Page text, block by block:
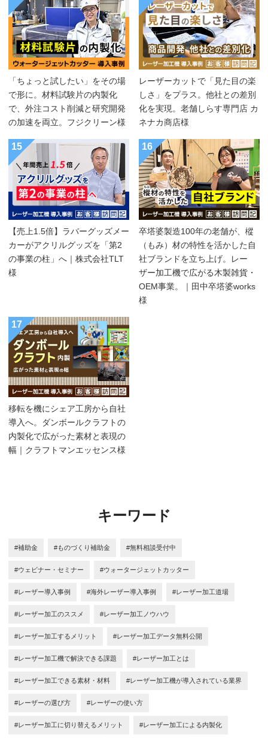
「ちょっと試したい」をその場
で形に。材料試験片の内製化
で、外注コスト削減と研究開発
の加速を両立。フジクリーン様
レーザーカットで「見た目の楽
しさ」をプラス。他社との差別
化を実現。老舗しらす専門店 カ
ネナカ商店様
15
【売上1.5倍】ラバーグッズメー
カーがアクリルグッズを「第2
の事業の柱」へ｜株式会社TLT
様
16
卒塔婆製造100年の老舗が、樅
（もみ）材の特性を活かした自
社ブランドを立ち上げ。レー
ザー加工機で広がる木製雑貨・
OEM事業。｜田中卒塔婆works
様
17
移転を機にシェア工房から自社
導入へ。ダンボールクラフトの
内製化で広がった素材と表現の
幅｜クラフトマンエッセンス様
キーワード
#補助金 #ものづくり補助金 #無料相談受付中
#ウェビナー・セミナー #ウォータージェットカッター
#レーザー導入事例 #海外レーザー導入事例 #レーザー加工道場
#レーザー加工のススメ #レーザー加工ノウハウ
#レーザー加工するメリット #レーザー加工データ無料公開
#レーザー加工機で解決できる課題 #レーザー加工とは
#レーザー加工できる素材・材料 #レーザー加工機が導入されている業界
#レーザーの選び方 #レーザーの使い方
#レーザー加工に切り替えるメリット #レーザー加工による内製化